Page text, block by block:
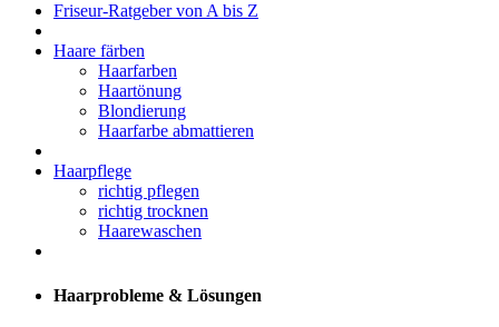
Friseur-Ratgeber von A bis Z
Haare färben
Haarfarben
Haartönung
Blondierung
Haarfarbe abmattieren
Haarpflege
richtig pflegen
richtig trocknen
Haarewaschen
Haarprobleme & Lösungen